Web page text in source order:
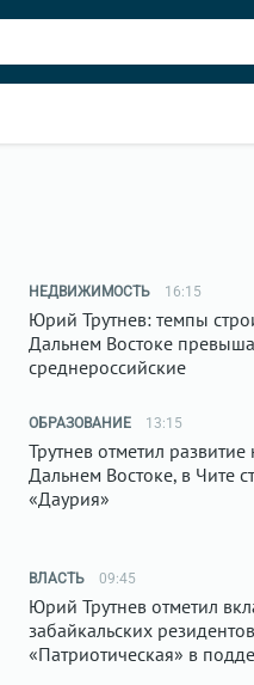
НЕДВИЖИМОСТЬ 16:15
Юрий Трутнев: темпы
Дальнем Востоке
среднероссийские
ОБРАЗОВАНИЕ 13:15
Трутнев отметил развитие
Дальнем Востоке, в Чите
«Даурия»
ВЛАСТЬ 09:45
Юрий Трутнев отметил
забайкальских
«Патриотическая» в